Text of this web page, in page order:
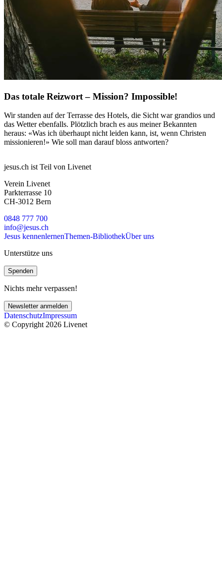
Das totale Reizwort – Mission? Impossible!
Wir standen auf der Terrasse des Hotels, die Sicht war grandios und
das Wetter ebenfalls. Plötzlich brach es aus meiner Bekannten
heraus: «Was ich überhaupt nicht leiden kann, ist, wenn Christen
missionieren!» Wie soll man darauf bloss antworten?
jesus.ch ist Teil von Livenet
Verein Livenet
Parkterrasse 10
CH-3012 Bern
0848 777 700
info@jesus.ch
Jesus kennenlernenThemen-BibliothekÜber uns
Unterstütze uns
Spenden
Nichts mehr verpassen!
Newsletter anmelden
DatenschutzImpressum
© Copyright 2026 Livenet